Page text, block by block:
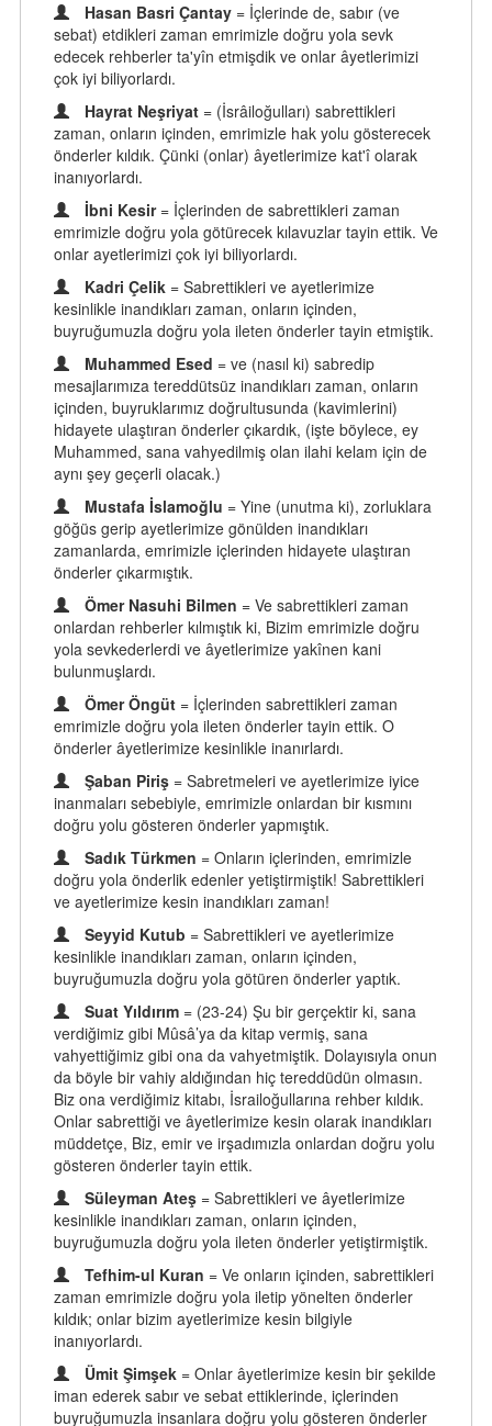
Hasan Basri Çantay = İçlerinde de, sabır (ve
sebat) etdikleri zaman emrimizle doğru yola sevk
edecek rehberler ta'yîn etmişdik ve onlar âyetlerimizi
çok iyi biliyorlardı.
Hayrat Neşriyat = (İsrâiloğulları) sabrettikleri
zaman, onların içinden, emrimizle hak yolu gösterecek
önderler kıldık. Çünki (onlar) âyetlerimize kat'î olarak
inanıyorlardı.
İbni Kesir = İçlerinden de sabrettikleri zaman
emrimizle doğru yola götürecek kılavuzlar tayin ettik. Ve
onlar ayetlerimizi çok iyi biliyorlardı.
Kadri Çelik = Sabrettikleri ve ayetlerimize
kesinlikle inandıkları zaman, onların içinden,
buyruğumuzla doğru yola ileten önderler tayin etmiştik.
Muhammed Esed = ve (nasıl ki) sabredip
mesajlarımıza tereddütsüz inandıkları zaman, onların
içinden, buyruklarımız doğrultusunda (kavimlerini)
hidayete ulaştıran önderler çıkardık, (işte böylece, ey
Muhammed, sana vahyedilmiş olan ilahi kelam için de
aynı şey geçerli olacak.)
Mustafa İslamoğlu = Yine (unutma ki), zorluklara
göğüs gerip ayetlerimize gönülden inandıkları
zamanlarda, emrimizle içlerinden hidayete ulaştıran
önderler çıkarmıştık.
Ömer Nasuhi Bilmen = Ve sabrettikleri zaman
onlardan rehberler kılmıştık ki, Bizim emrimizle doğru
yola sevkederlerdi ve âyetlerimize yakînen kani
bulunmuşlardı.
Ömer Öngüt = İçlerinden sabrettikleri zaman
emrimizle doğru yola ileten önderler tayin ettik. O
önderler âyetlerimize kesinlikle inanırlardı.
Şaban Piriş = Sabretmeleri ve ayetlerimize iyice
inanmaları sebebiyle, emrimizle onlardan bir kısmını
doğru yolu gösteren önderler yapmıştık.
Sadık Türkmen = Onların içlerinden, emrimizle
doğru yola önderlik edenler yetiştirmiştik! Sabrettikleri
ve ayetlerimize kesin inandıkları zaman!
Seyyid Kutub = Sabrettikleri ve ayetlerimize
kesinlikle inandıkları zaman, onların içinden,
buyruğumuzla doğru yola götüren önderler yaptık.
Suat Yıldırım = (23-24) Şu bir gerçektir ki, sana
verdiğimiz gibi Mûsâ’ya da kitap vermiş, sana
vahyettiğimiz gibi ona da vahyetmiştik. Dolayısıyla onun
da böyle bir vahiy aldığından hiç tereddüdün olmasın.
Biz ona verdiğimiz kitabı, İsrailoğullarına rehber kıldık.
Onlar sabrettiği ve âyetlerimize kesin olarak inandıkları
müddetçe, Biz, emir ve irşadımızla onlardan doğru yolu
gösteren önderler tayin ettik.
Süleyman Ateş = Sabrettikleri ve âyetlerimize
kesinlikle inandıkları zaman, onların içinden,
buyruğumuzla doğru yola ileten önderler yetiştirmiştik.
Tefhim-ul Kuran = Ve onların içinden, sabrettikleri
zaman emrimizle doğru yola iletip yönelten önderler
kıldık; onlar bizim ayetlerimize kesin bilgiyle
inanıyorlardı.
Ümit Şimşek = Onlar âyetlerimize kesin bir şekilde
iman ederek sabır ve sebat ettiklerinde, içlerinden
buyruğumuzla insanlara doğru yolu gösteren önderler